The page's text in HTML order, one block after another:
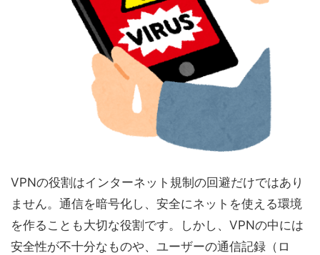
VPNの役割はインターネット規制の回避だけではあり
ません。通信を暗号化し、安全にネットを使える環境
を作ることも大切な役割です。しかし、VPNの中には
安全性が不十分なものや、ユーザーの通信記録（ロ